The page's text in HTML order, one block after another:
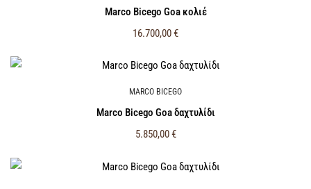
Marco Bicego Goa κολιέ
16.700,00€
MARCO BICEGO
Marco Bicego Goa δαχτυλίδι
5.850,00€